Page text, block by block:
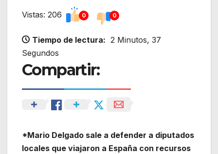
Vistas: 206 0 0
Tiempo de lectura: 2 Minutos, 37
Segundos
Compartir:
*Mario Delgado sale a defender a diputados
locales que viajaron a España con recursos